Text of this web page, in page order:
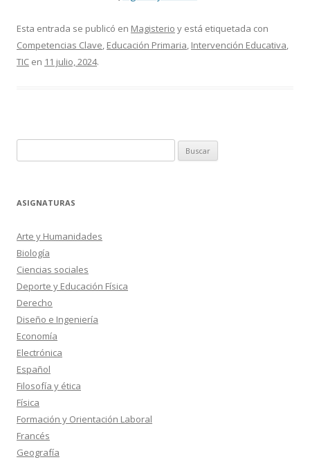
Esta entrada se publicó en Magisterio y está etiquetada con
Competencias Clave, Educación Primaria, Intervención Educativa,
TIC en 11 julio, 2024.
ASIGNATURAS
Arte y Humanidades
Biología
Ciencias sociales
Deporte y Educación Física
Derecho
Diseño e Ingeniería
Economía
Electrónica
Español
Filosofía y ética
Física
Formación y Orientación Laboral
Francés
Geografía